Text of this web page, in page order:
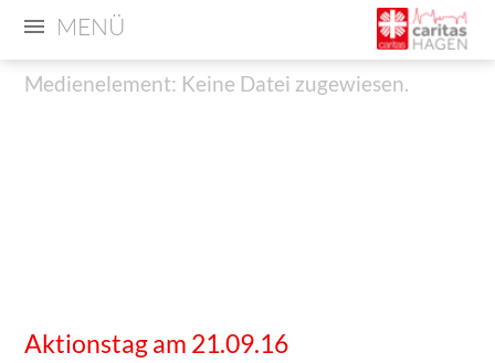
MENÜ
Medienelement: Keine Datei zugewiesen.
Medienelement:
Medienelement: Keine Datei zugewiesen.
Aktionstag am 21.09.16